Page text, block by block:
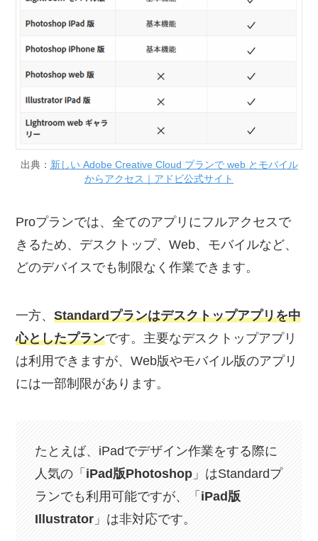
出典： 新しい Adobe Creative Cloud プランで web とモバイル
からアクセス｜アドビ公式サイト
Proプランでは、全てのアプリにフルアクセスで
きるため、デスクトップ、Web、モバイルなど、
どのデバイスでも制限なく作業できます。
一方、Standardプランはデスクトップアプリを中
心としたプランです。主要なデスクトップアプリ
は利用できますが、Web版やモバイル版のアプリ
には一部制限があります。
たとえば、iPadでデザイン作業をする際に
人気の「 iPad版Photoshop 」はStandardプ
ランでも利用可能ですが、「 iPad版
Illustrator 」は非対応です。